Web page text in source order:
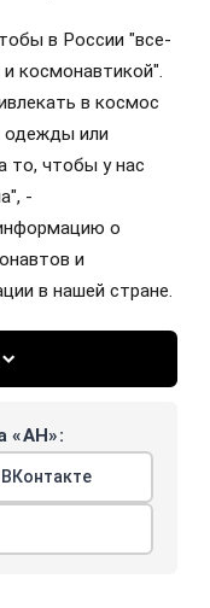
в России "все-
космонавтикой".
в космос
одежды или
то, чтобы у нас
-
о
и
в нашей стране.
«АН»:
ВКонтакте